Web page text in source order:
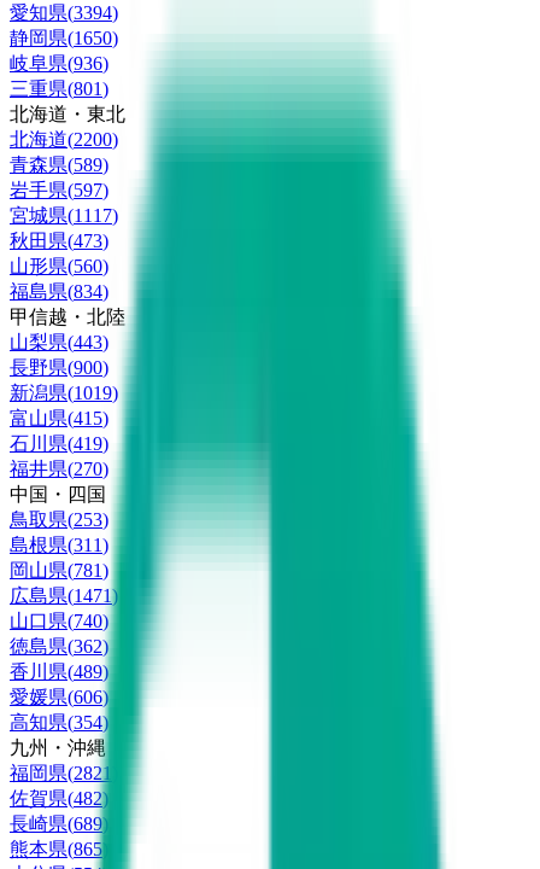
愛知県(3394)
静岡県(1650)
岐阜県(936)
三重県(801)
北海道・東北
北海道(2200)
青森県(589)
岩手県(597)
宮城県(1117)
秋田県(473)
山形県(560)
福島県(834)
甲信越・北陸
山梨県(443)
長野県(900)
新潟県(1019)
富山県(415)
石川県(419)
福井県(270)
中国・四国
鳥取県(253)
島根県(311)
岡山県(781)
広島県(1471)
山口県(740)
徳島県(362)
香川県(489)
愛媛県(606)
高知県(354)
九州・沖縄
福岡県(2821
佐賀県(482)
長崎県(689)
熊本県(865